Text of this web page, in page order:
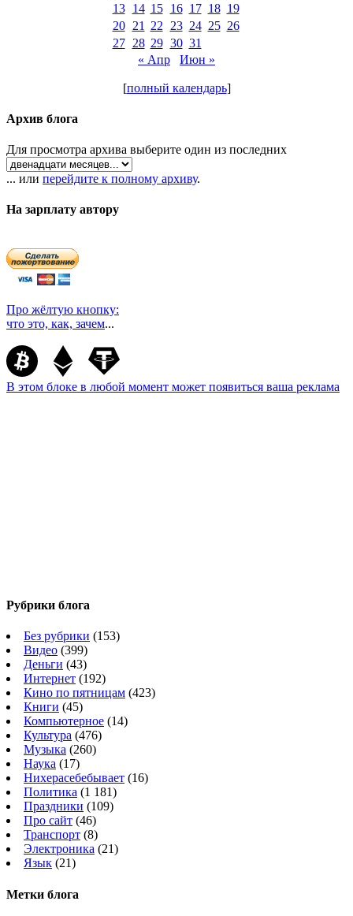
13
14 15 16 17 18 19
20
21 22 23 24 25 26
27
28 29 30 31
« Апр
Июн »
[полный календарь]
Архив блога
Для просмотра архива выберите один из последних
... или перейдите к полному архиву.
На зарплату автору
Про жёлтую кнопку:
что это, как, зачем...
В этом блоке в любой момент может появиться ваша реклама
Рубрики блога
Без рубрики (153)
Видео (399)
Деньги (43)
Интернет (192)
Кино по пятницам (423)
Книги (45)
Компьютерное (14)
Культура (476)
Музыка (260)
Наука (17)
Нихерасебебывает (16)
Политика (1 181)
Праздники (109)
Про сайт (46)
Транспорт (8)
Электроника (21)
Язык (21)
Метки блога